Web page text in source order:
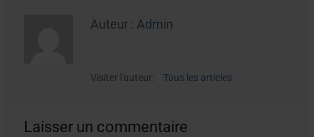
Auteur :Admin
Visiter l'auteur: Tous les articles
Laisser un commentaire